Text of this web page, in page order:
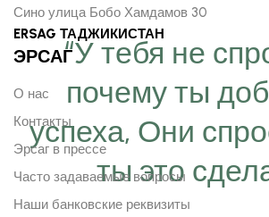
“У тебя не
почему ты
успеха, Они
ты это
Сино улица Бобо Хамдамов 30
ERSAG ТАДЖИКИСТАН
ЭРСАГ
О нас
Контакты
Эрсаг в прессе
Часто задаваемые вопросы
Наши банковские реквизиты